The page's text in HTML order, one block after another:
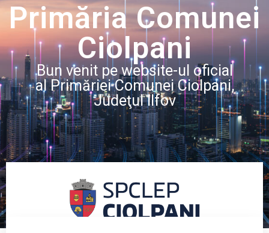
Primăria Comunei
Ciolpani
Bun venit pe website-ul oficial
al Primăriei Comunei Ciolpani,
Judeţul Ilfov